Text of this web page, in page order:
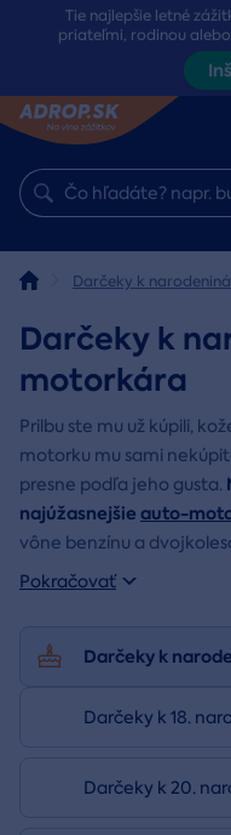
Tie najlepšie letné
priateľmi, rodinou alebo
Darčeky k
Darčeky k
motorkára
Prilbu ste mu už kúpili,
motorku mu sami
presne podľa jeho gusta.
najúžasnejšie auto-
vône benzínu a
Pokračovať
Darčeky k
Darčeky k 18.
Darčeky k 20.